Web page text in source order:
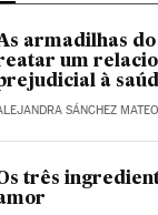
armadilhas
um
à
SÁNCHEZ
três